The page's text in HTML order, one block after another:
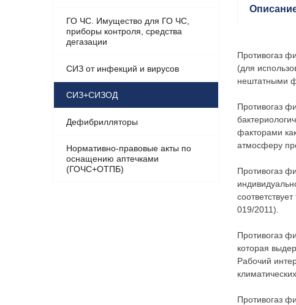
ГО ЧС. Имущество для ГО ЧС,
приборы контроля, средства
дегазации
СИЗ от инфекций и вирусов
СИЗ+СИЗОД
Дефибрилляторы
Нормативно-правовые акты по
оснащению аптечками
(ГОЧС+ОТПБ)
Противогаз
(для
нештатными
Противогаз
факторами
атмосферу
Противогаз
019/2011).
Противогаз
которая
Рабочий
Противогаз